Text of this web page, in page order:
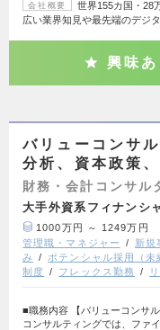
会社概要
世界155カ国・28
広い業界知見や最先端のデジ
興味あ
バリューコンサ
分析、資本政策
財務・会計コンサル
大手外資系フィナンシ
1000万円 ～ 1249万円
管理職・マネジャー
新規
み
ポテンシャル採用（未
制度
フレックス勤務
■職務内容 【バリューコンサ
コンサルティングでは、ファ